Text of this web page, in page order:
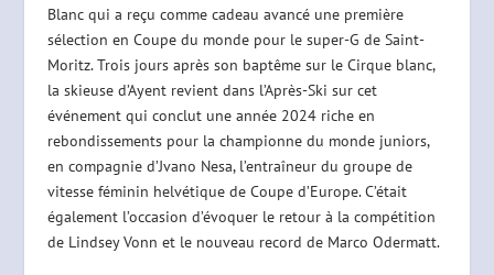
Blanc qui a reçu comme cadeau avancé une première
sélection en Coupe du monde pour le super-G de Saint-
Moritz. Trois jours après son baptême sur le Cirque blanc,
la skieuse d’Ayent revient dans l’Après-Ski sur cet
événement qui conclut une année 2024 riche en
rebondissements pour la championne du monde juniors,
en compagnie d’Jvano Nesa, l’entraîneur du groupe de
vitesse féminin helvétique de Coupe d’Europe. C’était
également l’occasion d’évoquer le retour à la compétition
de Lindsey Vonn et le nouveau record de Marco Odermatt.